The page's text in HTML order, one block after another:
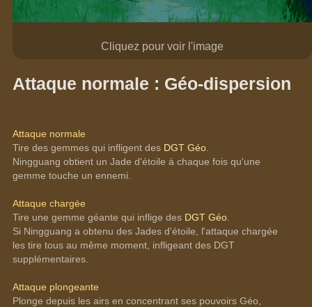
Cliquez pour voir l'image
Attaque normale : Géo-dispersion
Attaque normale
Tire des gemmes qui infligent des DGT Géo
Ningguang obtient un Jade d'étoile à chaque fois qu'une
gemme touche un ennemi.
Attaque chargée
Tire une gemme géante qui inflige des DGT Géo
Si Ningguang a obtenu des Jades d'étoile, l'attaque chargée
les tire tous au même moment, infligeant des DGT
supplémentaires.
Attaque plongeante
Plonge depuis les airs en concentrant ses pouvoirs Géo,